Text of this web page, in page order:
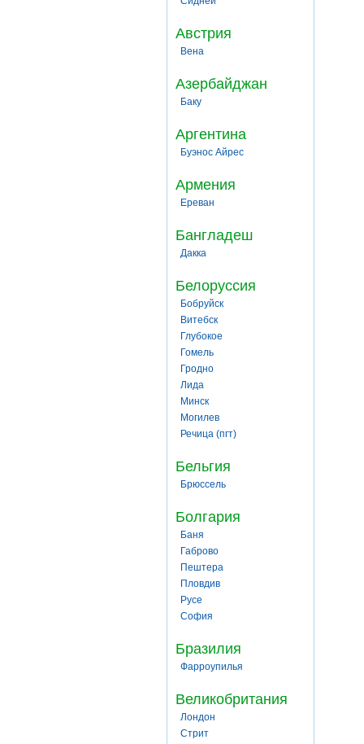
Австрия
Вена
Азербайджан
Баку
Аргентина
Буэнос Айрес
Армения
Ереван
Бангладеш
Дакка
Белоруссия
Бобруйск
Витебск
Глубокое
Гомель
Гродно
Лида
Минск
Могилев
Речица (пгт)
Бельгия
Брюссель
Болгария
Баня
Габрово
Пештера
Пловдив
Русе
София
Бразилия
Фарроупилья
Великобритания
Лондон
Стрит